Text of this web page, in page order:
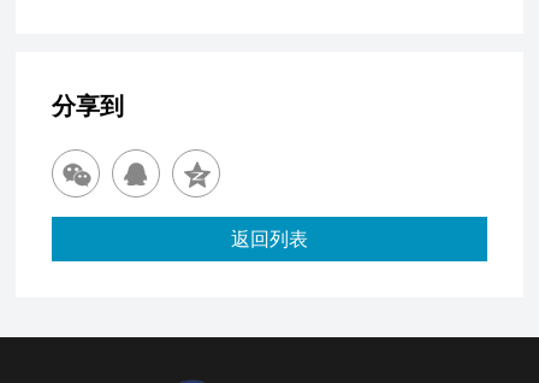
分享到
返回列表